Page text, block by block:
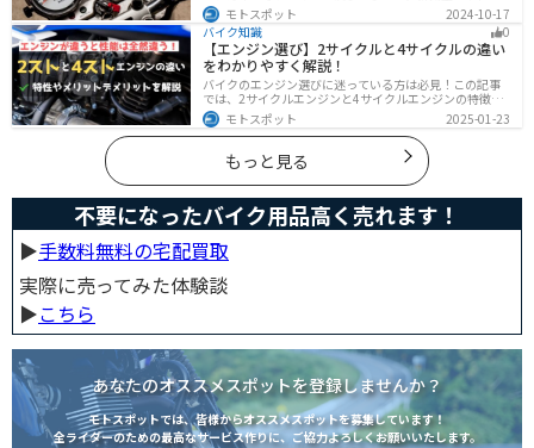
日々のメンテナンス・保管状態などでも大きく変わりま
す。この記事ではバイクの寿命について解説します。ま
た、寿命を延ばす方法も解説するので、今のバイクに長
く乗りたい人は参考にしてください。
モトスポット
2024-10-17
バイク知識
0
【エンジン選び】2サイクルと4サイクルの違い
をわかりやすく解説！
バイクのエンジン選びに迷っている方は必見！この記事
では、2サイクルエンジンと4サイクルエンジンの特徴や
メリット、選び方を解説しています。実は、4サイクルエ
ンジンは燃費が良く経済的で扱いやすいため、初心者の
方にはおすすめです。記事を読めば、最適なエンジン選
びのヒントが得られます。
モトスポット 2025-01-23
もっと見る
不要になったバイク用品高く売れます！
▶︎手数料無料の宅配買取
実際に売ってみた体験談
▶︎こちら
あなたのオススメスポットを登録しませんか？
モトスポットでは、皆様からオススメスポットを募集しています！
全ライダーのための最高なサービス作りに、ご協力よろしくお願いいたします。